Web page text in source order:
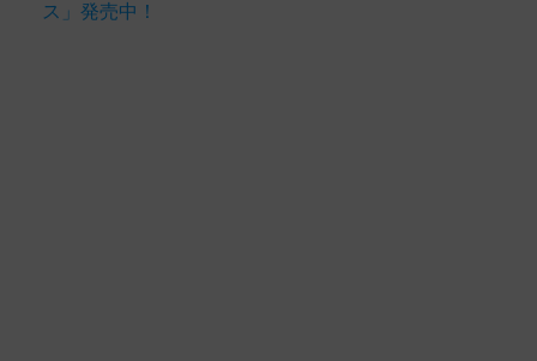
ス」発売中！